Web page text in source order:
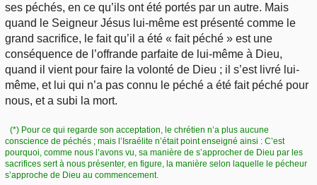
ses péchés, en ce qu’ils ont été portés par un autre. Mais
quand le Seigneur Jésus lui-même est présenté comme le
grand sacrifice, le fait qu’il a été « fait péché » est une
conséquence de l’offrande parfaite de lui-même à Dieu,
quand il vient pour faire la volonté de Dieu ; il s’est livré lui-
même, et lui qui n’a pas connu le péché a été fait péché pour
nous, et a subi la mort.
(*) Pour ce qui regarde son acceptation, le chrétien n’a plus aucune
conscience de péchés ; mais l’Israélite n’était point enseigné ainsi : C’est
pourquoi, comme nous l’avons vu, sa manière de s’approcher de Dieu par les
sacrifices sert à nous présenter, en figure, la manière selon laquelle le pécheur
s’approche de Dieu au commencement.